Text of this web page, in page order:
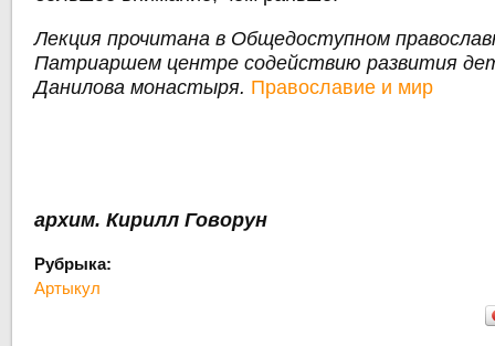
Лекция прочитана в Общедоступном
Патриаршем центре содействию развития
Данилова монастыря. Православие и мир
архим. Кирилл Говорун
Рубрыка:
Артыкул